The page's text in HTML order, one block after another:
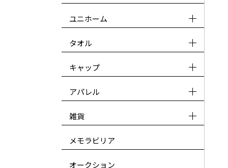
ユニホーム
タオル
キャップ
アパレル
雑貨
メモラビリア
オークション